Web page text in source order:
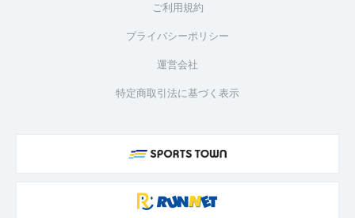
ご利用規約
プライバシーポリシー
運営会社
特定商取引法に基づく表示